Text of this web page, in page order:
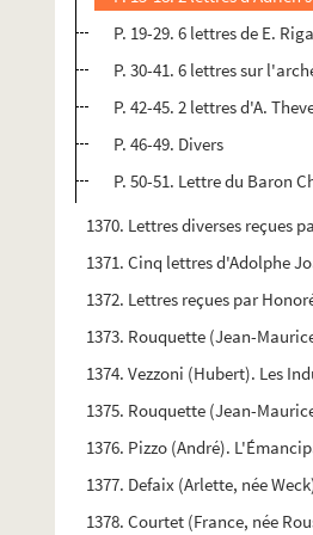
P. 19-29. 6 lettres de E.
P. 30-41. 6 lettres sur
P. 42-45. 2 lettres d'A.
P. 46-49. Divers
P. 50-51. Lettre du Baron
1370. Lettres diverses reçues
1371. Cinq lettres d'Adolphe
1372. Lettres reçues par
1373. Rouquette (Jean-
1374. Vezzoni (Hubert). Les
1375. Rouquette (Jean-
1376. Pizzo (André).
1377. Defaix (Arlette, née
1378. Courtet (France, née